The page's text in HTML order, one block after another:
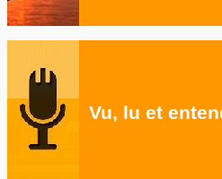
Vu, lu et